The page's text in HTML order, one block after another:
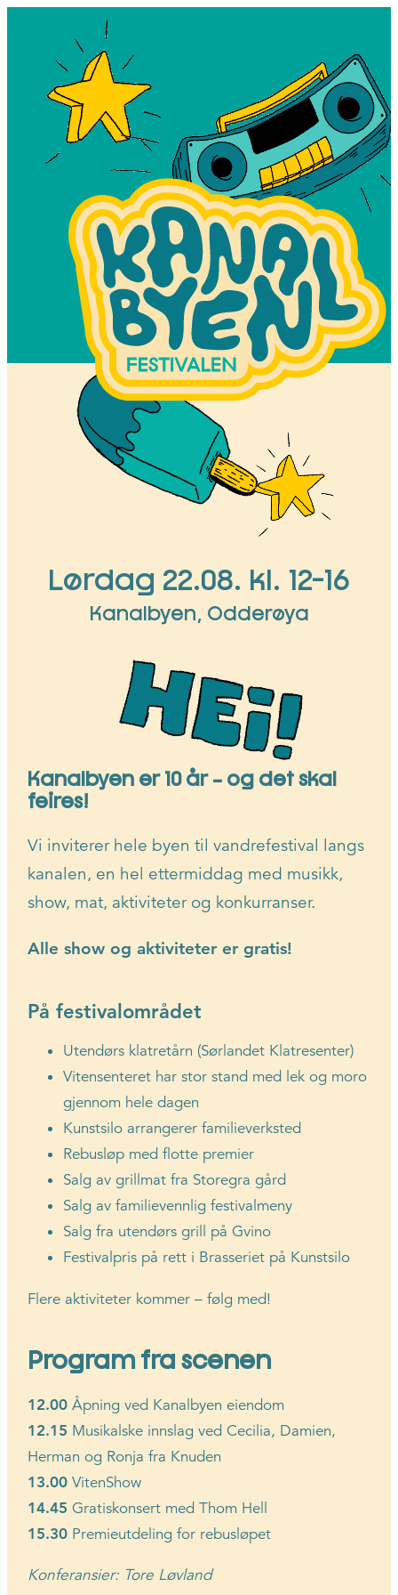
Lørdag 22.08. kl. 12-16
Kanalbyen, Odderøya
Kanalbyen er 10 år – og det skal
feires!
Vi inviterer hele byen til vandrefestival langs
kanalen, en hel ettermiddag med musikk,
show, mat, aktiviteter og konkurranser.
Alle show og aktiviteter er gratis!
På festivalområdet
Utendørs klatretårn (Sørlandet Klatresenter)
Vitensenteret har stor stand med lek og moro
gjennom hele dagen
Kunstsilo arrangerer familieverksted
Rebusløp med flotte premier
Salg av grillmat fra Storegra gård
Salg av familievennlig festivalmeny
Salg fra utendørs grill på Gvino
Festivalpris på rett i Brasseriet på Kunstsilo
Flere aktiviteter kommer – følg med!
Program fra scenen
12.00Åpning ved Kanalbyen eiendom
12.15 Musikalske innslag ved Cecilia, Damien,
Herman og Ronja fra Knuden
13.00VitenShow
14.45Gratiskonsert med Thom Hell
15.30 Premieutdeling for rebusløpet
Konferansier: Tore Løvland